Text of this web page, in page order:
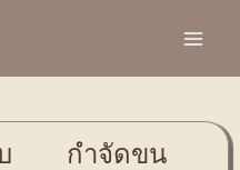
กำจัดขน